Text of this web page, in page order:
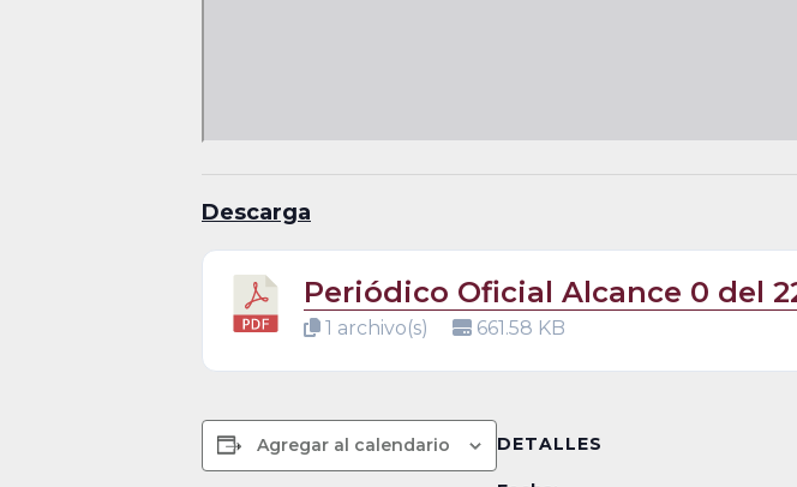
Descarga
Periódico Oficial Alcance 0 del
1 archivo(s) 661.58 KB
Agregar al calendario DETALLES